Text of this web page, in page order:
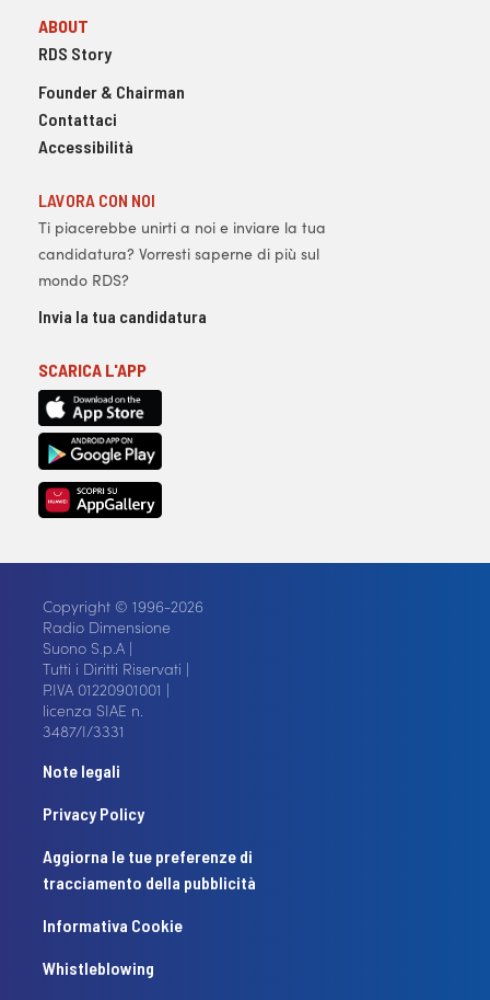
ABOUT
RDS Story
Founder & Chairman
Contattaci
Accessibilità
LAVORA CON NOI
Ti piacerebbe unirti a noi e inviare la tua
candidatura? Vorresti saperne di più sul
mondo RDS?
Invia la tua candidatura
SCARICA L'APP
Copyright © 1996-2026
Radio Dimensione
Suono S.p.A |
Tutti i Diritti Riservati |
P.IVA 01220901001 |
licenza SIAE n.
3487/I/3331
Note legali
Privacy Policy
Aggiorna le tue preferenze di
tracciamento della pubblicità
Informativa Cookie
Whistleblowing